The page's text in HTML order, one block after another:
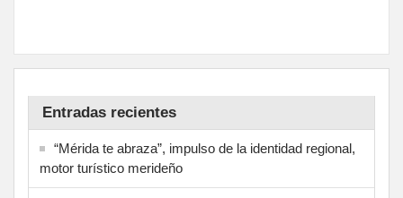
Entradas recientes
“Mérida te abraza”, impulso de la identidad regional,
motor turístico merideño